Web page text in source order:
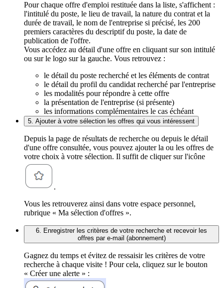
Pour chaque offre d'emploi restituée dans la liste, s'affichent :
l'intitulé du poste, le lieu de travail, la nature du contrat et la
durée de travail, le nom de l'entreprise si précisé, les 200
premiers caractères du descriptif du poste, la date de
publication de l'offre.
Vous accédez au détail d'une offre en cliquant sur son intitulé
ou sur le logo sur la gauche. Vous retrouvez :
le détail du poste recherché et les éléments de contrat
le détail du profil du candidat recherché par l'entreprise
les modalités pour répondre à cette offre
la présentation de l'entreprise (si présente)
les informations complémentaires le cas échéant
5. Ajouter à votre sélection les offres qui vous intéressent
Depuis la page de résultats de recherche ou depuis le détail
d'une offre consultée, vous pouvez ajouter la ou les offres de
votre choix à votre sélection. Il suffit de cliquer sur l'icône
.
Vous les retrouverez ainsi dans votre espace personnel,
rubrique « Ma sélection d'offres ».
6. Enregistrer les critères de votre recherche et recevoir les
offres par e-mail (abonnement)
Gagnez du temps et évitez de ressaisir les critères de votre
recherche à chaque visite ! Pour cela, cliquez sur le bouton
« Créer une alerte » :